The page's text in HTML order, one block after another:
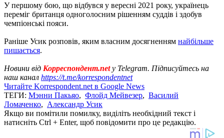
У першому бою, що відбувся у вересні 2021 року, українець
переміг британця одноголосним рішенням суддів і здобув
чемпіонські пояси.
Раніше Усик розповів, яким власним досягненням найбільше
пишається.
Новини від Корреспондент.netу Telegram. Підписуйтесь на
наш канал https://t.me/korrespondentnet
Читайте Korrespondent.net в Google News
ТЕГИ: Мэнни Пакьяо, Флойд Мейвезер, Василий
Ломаченко, Александр Усик
Якщо ви помітили помилку, виділіть необхідний текст і
натисніть Ctrl + Enter, щоб повідомити про це редакцію.